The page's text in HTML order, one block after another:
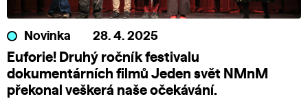
Novinka 28. 4. 2025
Euforie! Druhý ročník festivalu
dokumentárních filmů Jeden svět NMnM
překonal veškerá naše očekávání.